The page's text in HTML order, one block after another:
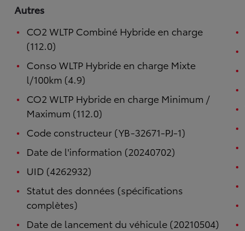
Autres
CO2 WLTP Combiné Hybride en charge
(112.0)
Conso WLTP Hybride en charge Mixte
l/100km (4.9)
CO2 WLTP Hybride en charge Minimum /
Maximum (112.0)
Code constructeur (YB-32671-PJ-1)
Date de l'information (20240702)
UID (4262932)
Statut des données (spécifications
complètes)
Date de lancement du véhicule (20210504)